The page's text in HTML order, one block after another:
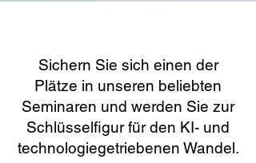
Sichern Sie sich einen der
Plätze in unseren beliebten
Seminaren und werden Sie zur
Schlüsselfigur für den KI- und
technologiegetriebenen Wandel.